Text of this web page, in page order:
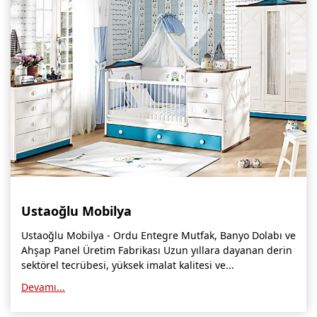
Burdur Mobilya İmalatçıları, Fabrikaları, Mağazaları
Eskişehir Mobilyacılar, Mobilya Mağazaları, Firmaları
Isparta Mobilyacılar, Mobilya Mağazaları, Fabrikaları
Çankırı Mobilyacılar, Mobilya Mağazaları, İmalatçıları
Mersin Mobilyacılar, Mobilya Mağazaları, Üreticileri
Antalya Mobilyacıları, Mobilya Mağazaları, Firmaları
Kırklareli Mobilyacılar, Mobilya Firmaları, Mağazaları
Muğla Mobilyacılar, Mobilya Mağazaları, İmalatçıları
Kastamonu Mobilya Mağazaları, Firmaları
Sakarya Mobilyacılar, Mobilya Mağazaları, İmalatçıları
Ustaoğlu Mobilya
Ustaoğlu Mobilya - Ordu Entegre Mutfak, Banyo Dolabı ve
Ahşap Panel Üretim Fabrikası Uzun yıllara dayanan derin
sektörel tecrübesi, yüksek imalat kalitesi ve...
Devamı...